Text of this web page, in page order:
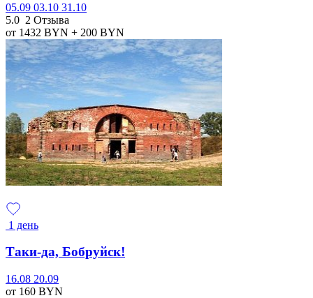
05.09 03.10 31.10
5.0 2 Отзыва
от 1432 BYN + 200 BYN
1 день
Таки-да, Бобруйск!
16.08 20.09
от 160 BYN